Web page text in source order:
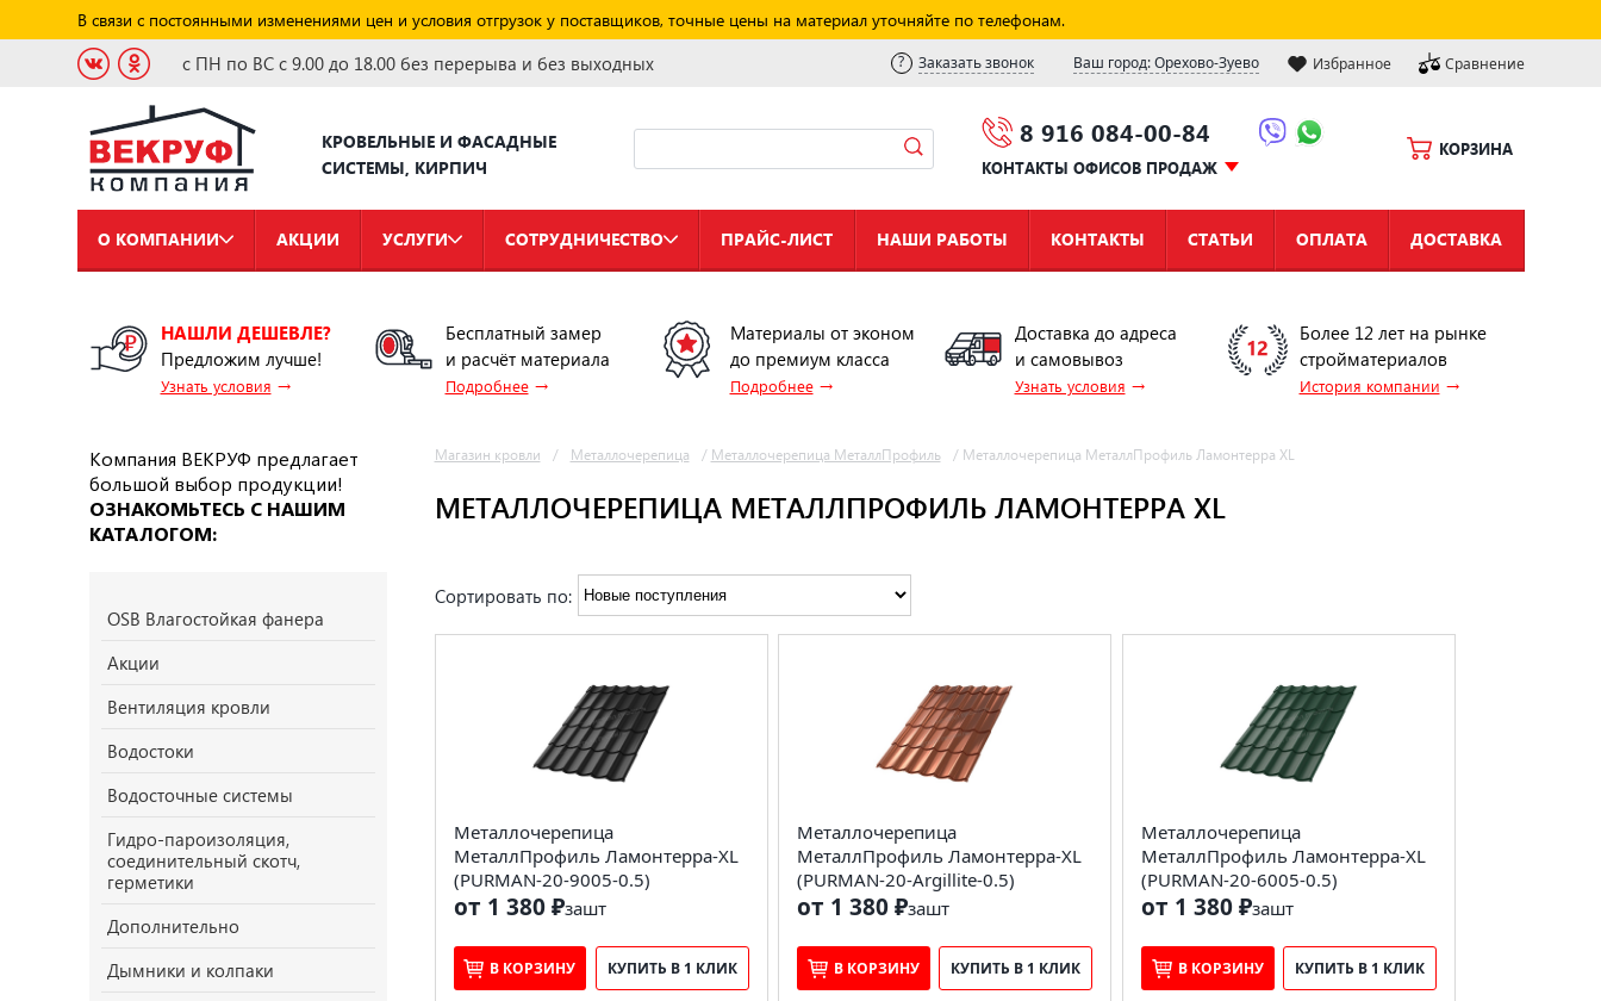
В связи с постоянными изменениями цен и условия отгрузок у поставщиков, точные цены на материал уточняйте по телефонам.
с ПН по ВС с 9.00 до 18.00 без перерыва и без выходных Заказать звонок Ваш город: Орехово-Зуево Избранное Сравнение
КРОВЕЛЬНЫЕ И ФАСАДНЫЕ
СИСТЕМЫ, КИРПИЧ
8 916 084-00-84
КОНТАКТЫ ОФИСОВ ПРОДАЖ
КОРЗИНА
О КОМПАНИИ АКЦИИ УСЛУГИ СОТРУДНИЧЕСТВО ПРАЙС-ЛИСТ НАШИ РАБОТЫ КОНТАКТЫ СТАТЬИ ОПЛАТА ДОСТАВКА
НАШЛИ ДЕШЕВЛЕ?
Предложим лучше!
Узнать условия →
Бесплатный замер
и расчёт материала
Подробнее→
Материалы от эконом
до премиум класса
Подробнее→
Доставка до адреса
и самовывоз
Узнать условия →
Более 12 лет на рынке
стройматериалов
История компании →
Компания ВЕКРУФ предлагает
большой выбор продукции!
ОЗНАКОМЬТЕСЬ С НАШИМ
КАТАЛОГОМ:
OSB Влагостойкая фанера
Акции
Вентиляция кровли
Водостоки
Водосточные системы
Гидро-пароизоляция,
соединительный скотч,
герметики
Дополнительно
Дымники и колпаки
Магазин кровли / Металлочерепица / Металлочерепица МеталлПрофиль / Металлочерепица МеталлПрофиль Ламонтерра XL
МЕТАЛЛОЧЕРЕПИЦА МЕТАЛЛПРОФИЛЬ ЛАМОНТЕРРА XL
Сортировать по:
Металлочерепица
МеталлПрофиль Ламонтерра-XL
(PURMAN-20-9005-0.5)
от 1 380 ₽зашт
В КОРЗИНУ КУПИТЬ В 1 КЛИК
Металлочерепица
МеталлПрофиль Ламонтерра-XL
(PURMAN-20-Argillite-0.5)
от 1 380 ₽зашт
В КОРЗИНУ КУПИТЬ В 1 КЛИК
Металлочерепица
МеталлПрофиль Ламонтерра-XL
(PURMAN-20-6005-0.5)
от 1 380 ₽зашт
В КОРЗИНУ КУПИТЬ В 1 КЛИК